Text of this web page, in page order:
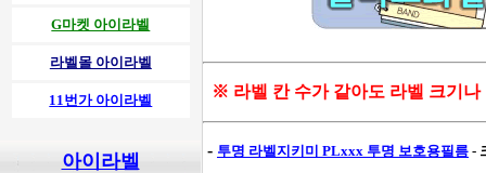
G마켓 아이라벨
라벨몰 아이라벨
11번가 아이라벨
아이라벨
※ 라벨 칸 수가 같아도 라벨 크기나
- 투명 라벨지키미 PLxxx 투명 보호용필름 -